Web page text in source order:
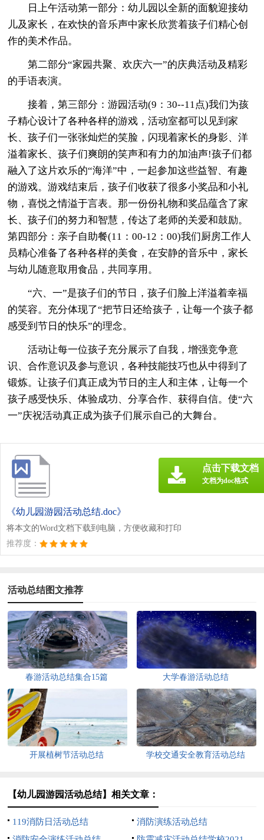
日上午活动第一部分：幼儿园以全新的面貌迎接幼
儿及家长，在欢快的音乐声中家长欣赏着孩子们精心创
作的美术作品。
第二部分“家园共聚、欢庆六一”的庆典活动及精彩
的手语表演。
接着，第三部分：游园活动(9：30--11点)我们为孩
子精心设计了各种各样的游戏，活动室都可以见到家
长、孩子们一张张灿烂的笑脸，闪现着家长的身影、洋
溢着家长、孩子们爽朗的笑声和有力的加油声!孩子们都
融入了这片欢乐的“海洋”中，一起参加这些益智、有趣
的游戏。游戏结束后，孩子们收获了很多小奖品和小礼
物，喜悦之情溢于言表。那一份份礼物和奖品蕴含了家
长、孩子们的努力和智慧，传达了老师的关爱和鼓励。
第四部分：亲子自助餐(11：00-12：00)我们厨房工作人
员精心准备了各种各样的美食，在安静的音乐中，家长
与幼儿随意取用食品，共同享用。
“六、一”是孩子们的节日，孩子们脸上洋溢着幸福
的笑容。充分体现了“把节日还给孩子，让每一个孩子都
感受到节日的快乐”的理念。
活动让每一位孩子充分展示了自我，增强竞争意
识、合作意识及参与意识，各种技能技巧也从中得到了
锻炼。让孩子们真正成为节日的主人和主体，让每一个
孩子感受快乐、体验成功、分享合作、获得自信。使“六
一”庆祝活动真正成为孩子们展示自己的大舞台。
《幼儿园游园活动总结.doc》
将本文的Word文档下载到电脑，方便收藏和打印
推荐度：
点击下载文档
文档为doc格式
活动总结图文推荐
春游活动总结集合15篇 大学春游活动总结
开展植树节活动总结 学校交通安全教育活动总结
【幼儿园游园活动总结】相关文章：
119消防日活动总结
消防演练活动总结